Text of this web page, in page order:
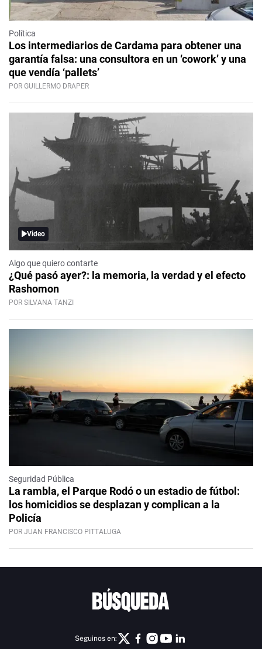
Política
Los intermediarios de Cardama para obtener una
garantía falsa: una consultora en un ‘cowork’ y una
que vendía ‘pallets’
POR GUILLERMO DRAPER
Video
Algo que quiero contarte
¿Qué pasó ayer?: la memoria, la verdad y el efecto
Rashomon
POR SILVANA TANZI
Seguridad Pública
La rambla, el Parque Rodó o un estadio de fútbol:
los homicidios se desplazan y complican a la
Policía
POR JUAN FRANCISCO PITTALUGA
Seguinos en: